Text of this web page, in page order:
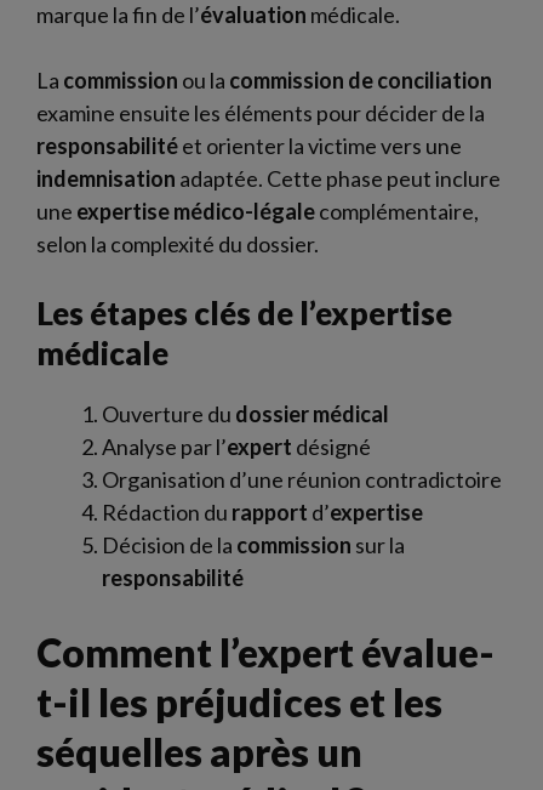
marque la fin de l’évaluation médicale.
La commission ou la commission de conciliation
examine ensuite les éléments pour décider de la
responsabilitéet orienter la victime vers une
indemnisation adaptée. Cette phase peut inclure
une expertise médico-légalecomplémentaire,
selon la complexité du dossier.
Les étapes clés de l’expertise
médicale
Ouverture du dossier médical
Analyse par l’expert désigné
Organisation d’une réunion contradictoire
Rédaction du rapport d’expertise
Décision de la commission sur la
responsabilité
Comment l’expert évalue-
t-il les préjudices et les
séquelles après un